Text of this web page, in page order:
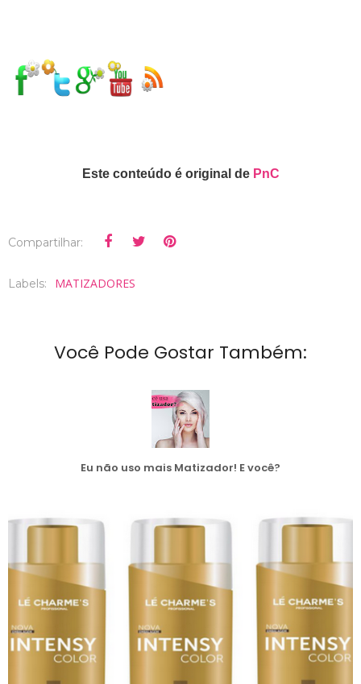
Este conteúdo é original de PnC
Compartilhar:
Labels: MATIZADORES
Você Pode Gostar Também:
Eu não uso mais Matizador! E você?